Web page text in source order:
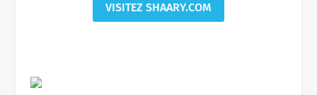
VISITEZ SHAARY.COM